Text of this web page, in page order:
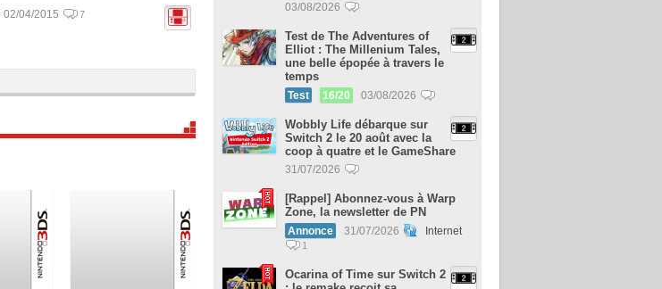
02/04/2015 7
03/08/2026
Test de The Adventures of
Elliot : The Millenium Tales,
une belle épopée à travers le
temps
Test 16/20 03/08/2026
Wobbly Life débarque sur
Switch 2 le 20 août avec la
coop à quatre et le GameShare
31/07/2026
[Rappel] Abonnez-vous à Warp
Zone, la newsletter de PN
Annonce 31/07/2026 Internet
1
Ocarina of Time sur Switch 2